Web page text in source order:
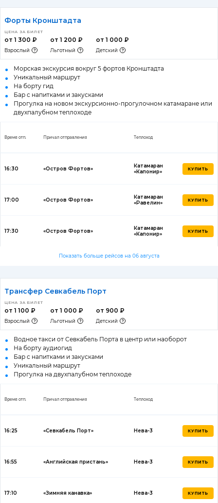
Форты Кронштадта
ЦЕНА ЗА БИЛЕТ
от 1 300 ₽
Взрослый
от 1 200 ₽
Льготный
от 1 000 ₽
Детский
Морская экскурсия вокруг 5 фортов Кронштадта
Уникальный маршрут
На борту гид
Бар с напитками и закусками
Прогулка на новом экскурсионно-прогулочном катамаране или
двухпалубном теплоходе
Время отп. Причал отправления Теплоход
16:30 «Остров Фортов»
Катамаран
«Капонир»
КУПИТЬ
17:00 «Остров Фортов»
Катамаран
«Равелин»
КУПИТЬ
17:30 «Остров Фортов»
Катамаран
«Капонир»
КУПИТЬ
Показать больше рейсов на 06 августа
Трансфер Севкабель Порт
ЦЕНА ЗА БИЛЕТ
от 1 100 ₽
Взрослый
от 1 000 ₽
Льготный
от 900 ₽
Детский
Водное такси от Севкабель Порта в центр или наоборот
На борту аудиогид
Бар с напитками и закусками
Уникальный маршрут
Прогулка на двухпалубном теплоходе
Время отп. Причал отправления Теплоход
16:25 «Севкабель Порт» Нева-3 КУПИТЬ
16:55 «Английская пристань» Нева-3 КУПИТЬ
17:10 «Зимняя канавка» Нева-3 КУПИТЬ